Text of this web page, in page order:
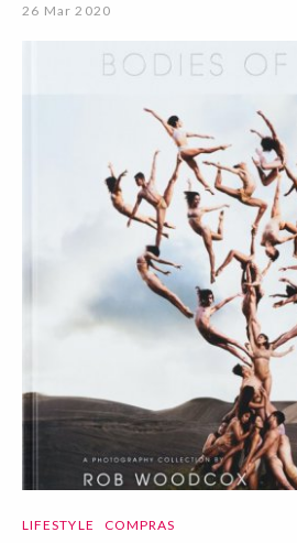
26 Mar 2020
LIFESTYLE COMPRAS